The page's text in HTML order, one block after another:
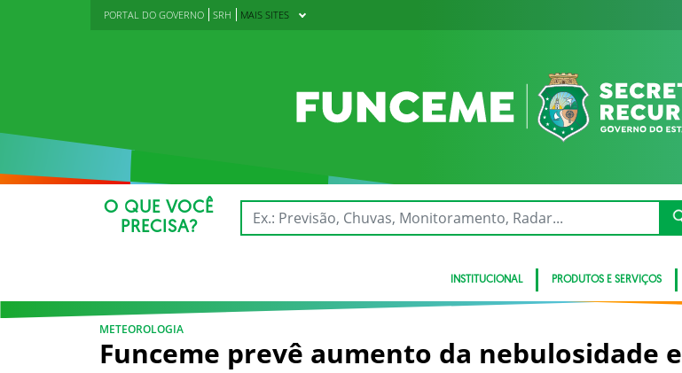
PORTAL DO GOVERNO SRH MAIS SITES
O QUE VOCÊ
PRECISA?
INSTITUCIONAL PRODUTOS E SERVIÇOS
METEOROLOGIA
Funceme prevê aumento da nebulosidade e